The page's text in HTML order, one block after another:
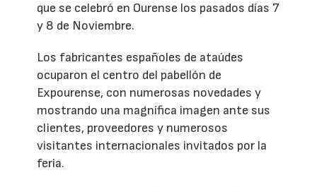
que se celebró en Ourense los pasados días 7
y 8 de Noviembre.
Los fabricantes españoles de ataúdes
ocuparon el centro del pabellón de
Expourense, con numerosas novedades y
mostrando una magnífica imagen ante sus
clientes, proveedores y numerosos
visitantes internacionales invitados por la
feria.